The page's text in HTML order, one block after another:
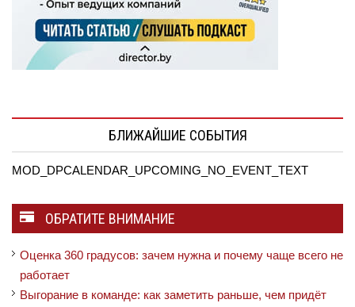
БЛИЖАЙШИЕ СОБЫТИЯ
MOD_DPCALENDAR_UPCOMING_NO_EVENT_TEXT
ОБРАТИТЕ ВНИМАНИЕ
Оценка 360 градусов: зачем нужна и почему чаще всего не
работает
Выгорание в команде: как заметить раньше, чем придёт